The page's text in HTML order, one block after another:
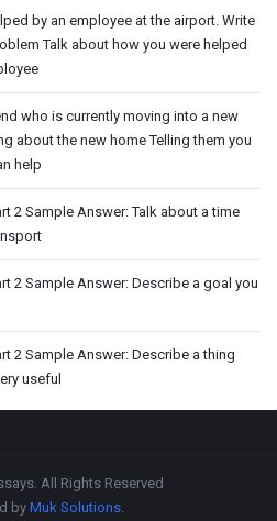
by an employee at the airport. Write
Talk about how you were helped
who is currently moving into a new
about the new home Telling them you
help
2 Sample Answer: Talk about a time
2 Sample Answer: Describe a goal you
2 Sample Answer: Describe a thing
useful
All Rights Reserved
by Muk Solutions.